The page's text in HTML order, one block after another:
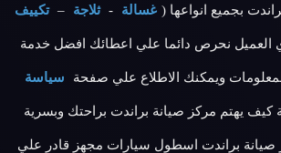
بجميع انواعها ( غسالة - ثلاجة – تكييف
العميل نحرص دائما علي اعطائك افضل خدمة
ويمكنك الاطلاع علي صفحة سياسة
كيف يهتم مركز صيانة براندت براحتك وبسرية
صيانة براندت اسطول سيارات مجهز قادر علي